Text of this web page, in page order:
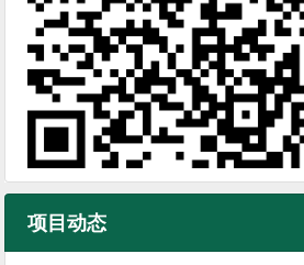
项目动态